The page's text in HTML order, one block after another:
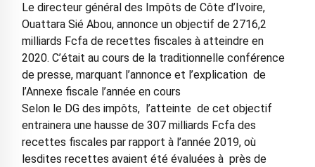
Le directeur général des Impôts de Côte d’Ivoire,
Ouattara Sié Abou, annonce un objectif de 2716,2
milliards Fcfa de recettes fiscales à atteindre en
2020. C’était au cours de la traditionnelle conférence
de presse, marquant l’annonce et l’explication de
l’Annexe fiscale l’année en cours
Selon le DG des impôts, l’atteinte de cet objectif
entrainera une hausse de 307 milliards Fcfa des
recettes fiscales par rapport à l’année 2019, où
lesdites recettes avaient été évaluées à près de